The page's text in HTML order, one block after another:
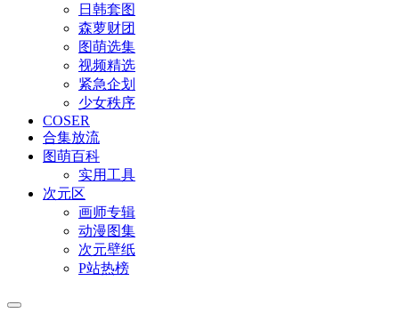
日韩套图
森萝财团
图萌选集
视频精选
紧急企划
少女秩序
COSER
合集放流
图萌百科
实用工具
次元区
画师专辑
动漫图集
次元壁纸
P站热榜